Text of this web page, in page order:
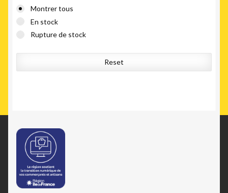
Montrer tous
En stock
Rupture de stock
Reset